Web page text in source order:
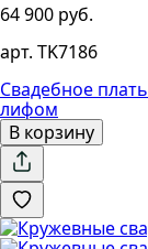
64 900 руб.
арт. TK7186
Свадебное
лифом
В корзину